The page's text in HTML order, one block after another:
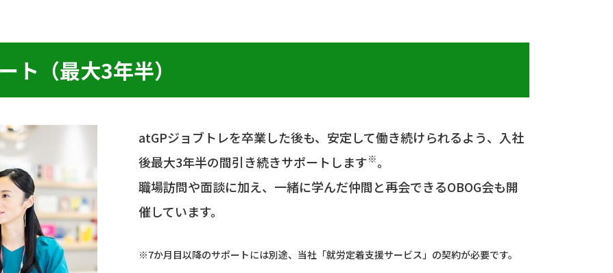
ト（最大3年半）
atGPジョブトレを卒業した後も、安定して働き続けられるよう、入社
後最大3年半の間引き続きサポートします※。
職場訪問や面談に加え、一緒に学んだ仲間と再会できるOBOG会も開
催しています。
※7か月目以降のサポートには別途、当社「就労定着支援サービス」の契約が必要です。